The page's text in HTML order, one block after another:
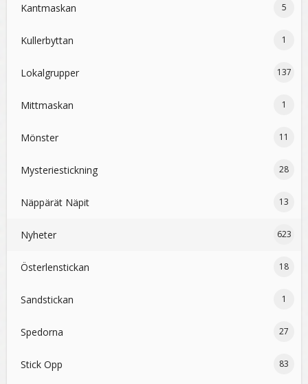
Kantmaskan 5
Kullerbyttan 1
Lokalgrupper 137
Mittmaskan 1
Mönster 11
Mysteriestickning 28
Näppärät Näpit 13
Nyheter 623
Österlenstickan 18
Sandstickan 1
Spedorna 27
Stick Opp 83